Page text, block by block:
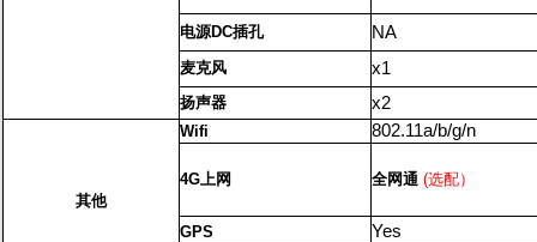
电源DC插孔 NA
麦克风 x1
扬声器 x2
其他
Wifi 802.11a/b/g/n
4G上网 全网通 (选配）
GPS Yes